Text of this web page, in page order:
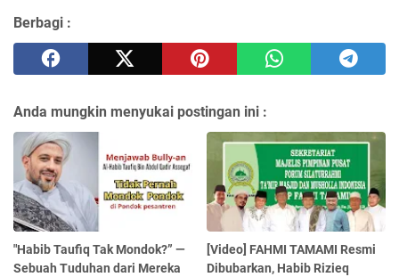
Berbagi :
Anda mungkin menyukai postingan ini :
"Habib Taufiq Tak Mondok?” —
Sebuah Tuduhan dari Mereka
[Video] FAHMI TAMAMI Resmi
Dibubarkan, Habib Rizieq